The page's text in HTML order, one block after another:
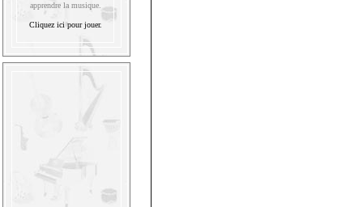
apprendre la musique.
Cliquez ici pour jouer.